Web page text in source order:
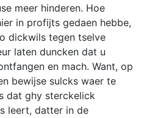
meer hinderen. Hoe
in profijts gedaen hebbe,
dickwils tegen tselve
laten duncken dat u
en mach. Want, op
bewijse sulcks waer te
dat ghy sterckelick
leert, datter in de